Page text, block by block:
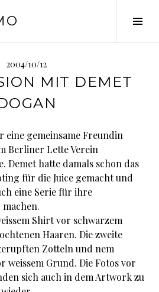
2004/10/12
MIT DEMET
eine gemeinsame Freundin
Berliner Lette Verein
Demet hatte damals schon das
für die Juice gemacht und
eine Serie für ihre
Shirt vor schwarzem
Haaren. Die zweite
Zotteln und nem
weissem Grund. Die Fotos vor
sich auch in dem Artwork zu